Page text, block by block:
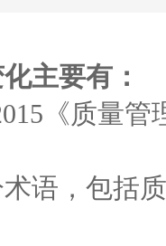
主要有：
《质量
语，包括